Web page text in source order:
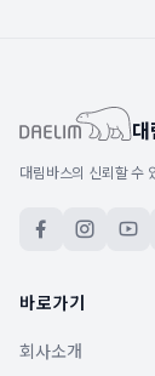
대림바스의 신뢰할 수
바로가기
회사소개